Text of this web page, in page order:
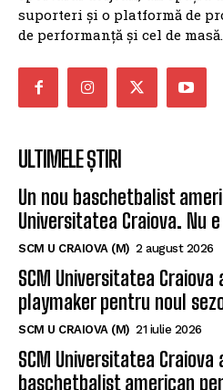
județul, cu accent pe
pasiune pentru sport. Ne
sportului doljean, un spațiu
suporteri și o platformă de
de performanță și cel de masă.
ULTIMELE ȘTIRI
Un nou baschetbalist
Universitatea Craiova. Nu e
SCM U CRAIOVA (M)
SCM Universitatea Craiova
playmaker pentru noul